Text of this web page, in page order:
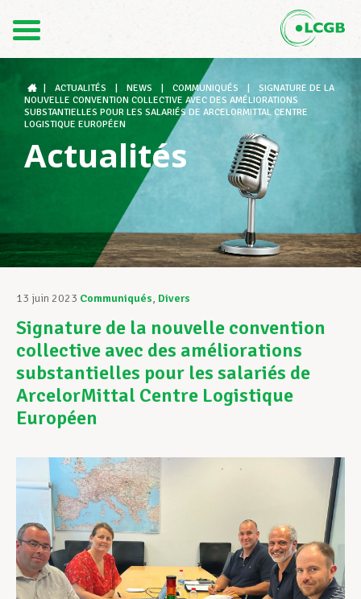
DE
Le LCGB
Structures syndicales
Assistance au Travail
Vos droits
Assistance en vie privée
Développement professionnel
Devenir Membre
Actualités
ACTUALITÉS NEWS COMMUNIQUÉS
SIGNATURE DE LA
NOUVELLE CONVENTION COLLECTIVE AVEC DES AMÉLIORATIONS
SUBSTANTIELLES POUR LES SALARIÉS DE ARCELORMITTAL CENTRE
LOGISTIQUE EUROPÉEN
Actualités
13 juin 2023 Communiqués, Divers
Signature de la nouvelle convention
collective avec des améliorations
substantielles pour les salariés de
ArcelorMittal Centre Logistique
Européen